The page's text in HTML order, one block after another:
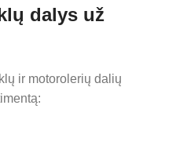
dalys už
ir motorolerių dalių